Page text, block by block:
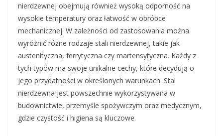
nierdzewnej obejmują również wysoką odporność na
wysokie temperatury oraz łatwość w obróbce
mechanicznej. W zależności od zastosowania można
wyróżnić różne rodzaje stali nierdzewnej, takie jak
austenityczna, ferrytyczna czy martensytyczna. Każdy z
tych typów ma swoje unikalne cechy, które decydują o
jego przydatności w określonych warunkach. Stal
nierdzewna jest powszechnie wykorzystywana w
budownictwie, przemyśle spożywczym oraz medycznym,
gdzie czystość i higiena są kluczowe.